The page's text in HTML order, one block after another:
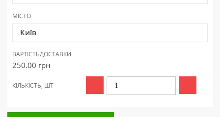
МІСТО
Київ
ВАРТІСТЬДОСТАВКИ
250.00 грн
КІЛЬКІСТЬ, ШТ